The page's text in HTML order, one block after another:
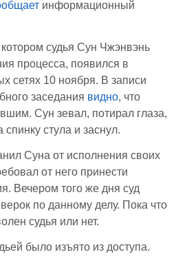
информационный
судья Сун Чжэнвэнь
процесса, появился в
сетях 10 ноября. В записи
заседания видно, что
Сун зевал, потирал глаза,
спинку стула и заснул.
Суна от исполнения своих
от него принести
Вечером того же дня суд
по данному делу. Пока что
судья или нет.
было изъято из доступа.